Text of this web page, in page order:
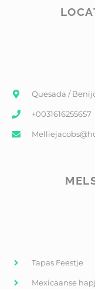
Quesada /
+0031616255657
Tapas Feestje
Mexicaanse